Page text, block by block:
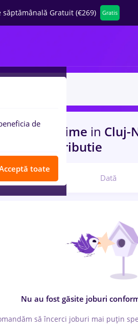
Gratuit (€269) Gratis
Full time in Cluj-
/ Distributie
Dată
Nu au fost găsite joburi
să încerci joburi mai puțin
de
toate